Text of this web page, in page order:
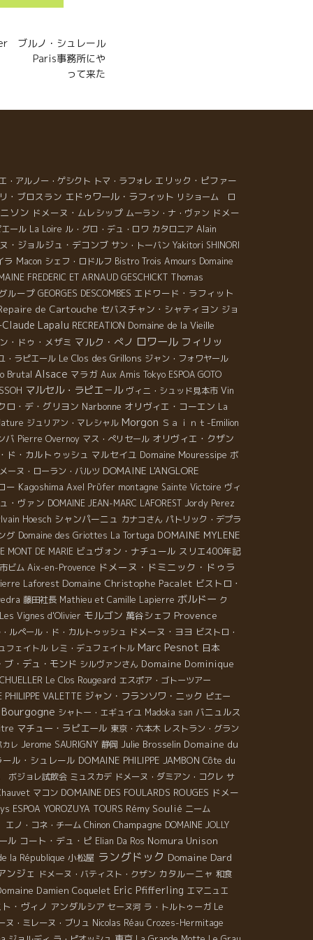
ブルノ・シュレール
所にや
って来た
・アルノー・ゲシクト トマ・ラフォレ エリック・ピファー
・ブロスラン エドゥワール・ラフィット リショーム ロ
ソン ドメーヌ・ムレシップ ムーラン・ナ・ヴァン ドメー
ール La Loire ル・グロ・デュ・ロワ カタロニア Alain
・ジョルジュ・デコンブ サン・トーバン Yakitori SHINORI
ラ Macon シェフ・ロドルフ Bistro Trois Amours Domaine
FREDERIC ET ARNAUD GESCHICKT Thomas
ループ GEORGES DESCOMBES エドワード・ラフィット
de Cartouche セバスチャン・シャティヨン ジョ
Lapalu RECREATION Domaine de la Vieille
・ドゥ・メザミ マルク・ぺノ ロワール フィリッ
・ラピエール Le Clos des Grillons ジャン・フォワヤール
Brutal Alsace マラガ Aux Amis Tokyo ESPOA GOTO
マルセル・ラピエ－ル ヴィニ・シュッド見本市 Vin
ロ・デ・グリヨン Narbonne オリヴィエ・コーエン La
ジュリアン・マレシャル Morgon Ｓａｉｎｔ-Emilion
バ Pierre Overnoy マス・ぺリセール オリヴィエ・クザン
ド・カルトゥッシュ マルセイユ Domaine Mouressipe ボ
ーヌ・ローラン・バルツ DOMAINE L'ANGLORE
ー Kagoshima Axel Prϋfer montagne Sainte Victoire ヴィ
・ヴァン DOMAINE JEAN-MARC LAFOREST Jordy Perez
Hoesch シャンパーニュ カナコさん パトリック・デプラ
グ Domaine des Griottes La Tortuga DOMAINE MYLENE
MONT DE MARIE ビュヴォン・ナチュール スリエ400年記
ビム Aix-en-Provence ドメーヌ・ドミニック・ドゥラ
Laforest Domaine Christophe Pacalet ビストロ・
藤田社長 Mathieu et Camille Lapierre ボルドー ク
Les Vignes d'Olivier モルゴン 萬谷シェフ Provence
ルペール・ド・カルトゥッシュ ドメーヌ・ヨヨ ビストロ・
フェイトル レミ・デュフェイトル Marc Pesnot 日本
ブ・デュ・モンド シルヴァンさん Domaine Dominique
Le Clos Rougeard エスポア・ゴトーツアー
PHILIPPE VALETTE ジャン・フランソワ・ニック ピエー
Bourgogne シャトー・エギュイユ Madoka san バニュルス
マチュー・ラピエール 東京・六本木 レストラン・グラン
カレ Jerome SAURIGNY 静岡 Julie Brosselin Domaine du
ル・シュレール DOMAINE PHILIPPE JAMBON Côte du
ボジョレ試飲会 ミュスカデ ドメーヌ・ダミアン・コクレ サ
マコン DOMAINE DES FOULARDS ROUGES ドメー
ESPOA YOROZUYA TOURS Rémy Soulié ニーム
エノ・コネ・チーム Chinon Champagne DOMAINE JOLLY
ル コート・デュ・ピ Elian Da Ros Nomura Unison
la République 小松屋 ラングドック Domaine Dard
ンジェ ドメーヌ・バティスト・クザン カタルーニャ 和食
Damien Coquelet Eric Pfifferling エマニュエ
・ヴィノ アンダルシア セーヌ河 ラ・トルトゥーガ Le
ヌ・ミレーヌ・ブリュ Nicolas Réau Crozes-Hermitage